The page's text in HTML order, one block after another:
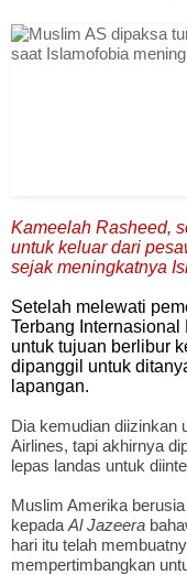
Kameelah Rasheed,
untuk keluar dari
sejak meningkatnya
Setelah melewati
Terbang
untuk tujuan berlibur
dipanggil untuk
lapangan.
Dia kemudian diizinkan
Airlines, tapi akhirnya
lepas landas untuk
Muslim Amerika
kepada Al Jazeera
hari itu telah
mempertimbangkan